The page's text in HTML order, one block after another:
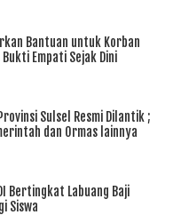
Bantuan untuk Korban
Empati Sejak Dini
Sulsel Resmi Dilantik ;
dan Ormas lainnya
Bertingkat Labuang Baji
Siswa